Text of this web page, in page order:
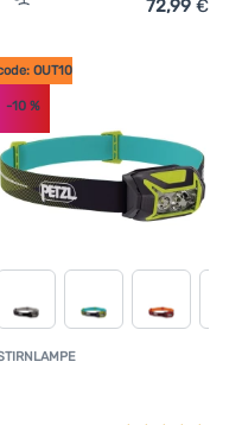
Cross Trail 7R'
Zum Vergleich72,99 €
OUT10
-10%